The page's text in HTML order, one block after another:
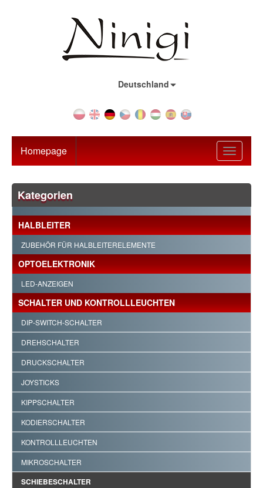
Deutschland
Toggle
Homepage
Kategorien
HALBLEITER
ZUBEHÖR FÜR HALBLEITERELEMENTE
OPTOELEKTRONIK
LED-ANZEIGEN
SCHALTER UND KONTROLLLEUCHTEN
DIP-SWITCH-SCHALTER
DREHSCHALTER
DRUCKSCHALTER
JOYSTICKS
KIPPSCHALTER
KODIERSCHALTER
KONTROLLLEUCHTEN
MIKROSCHALTER
SCHIEBESCHALTER